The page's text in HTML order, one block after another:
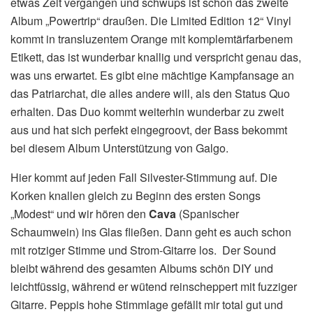
Album „Powertrip“ draußen. Die Limited Edition 12“ Vinyl
kommt in transluzentem Orange mit komplemtärfarbenem
Etikett, das ist wunderbar knallig und verspricht genau das,
was uns erwartet. Es gibt eine mächtige Kampfansage an
das Patriarchat, die alles andere will, als den Status Quo
erhalten. Das Duo kommt weiterhin wunderbar zu zweit
aus und hat sich perfekt eingegroovt, der Bass bekommt
bei diesem Album Unterstützung von Galgo.
Hier kommt auf jeden Fall Silvester-Stimmung auf. Die
Korken knallen gleich zu Beginn des ersten Songs
„Modest“ und wir hören den Cava (Spanischer
Schaumwein) ins Glas fließen. Dann geht es auch schon
mit rotziger Stimme und Strom-Gitarre los. Der Sound
bleibt während des gesamten Albums schön DIY und
leichtfüssig, während er wütend reinscheppert mit fuzziger
Gitarre. Peppis hohe Stimmlage gefällt mir total gut und